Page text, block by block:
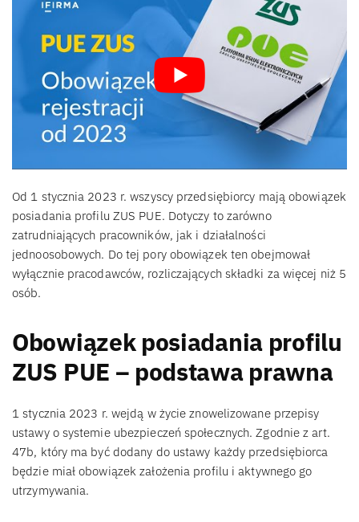
Od 1 stycznia 2023 r. wszyscy przedsiębiorcy mają obowiązek
posiadania profilu ZUS PUE. Dotyczy to zarówno
zatrudniających pracowników, jak i działalności
jednoosobowych. Do tej pory obowiązek ten obejmował
wyłącznie pracodawców, rozliczających składki za więcej niż 5
osób.
Obowiązek posiadania profilu
ZUS PUE – podstawa prawna
1 stycznia 2023 r. wejdą w życie znowelizowane przepisy
ustawy o systemie ubezpieczeń społecznych. Zgodnie z art.
47b, który ma być dodany do ustawy każdy przedsiębiorca
będzie miał obowiązek założenia profilu i aktywnego go
utrzymywania.